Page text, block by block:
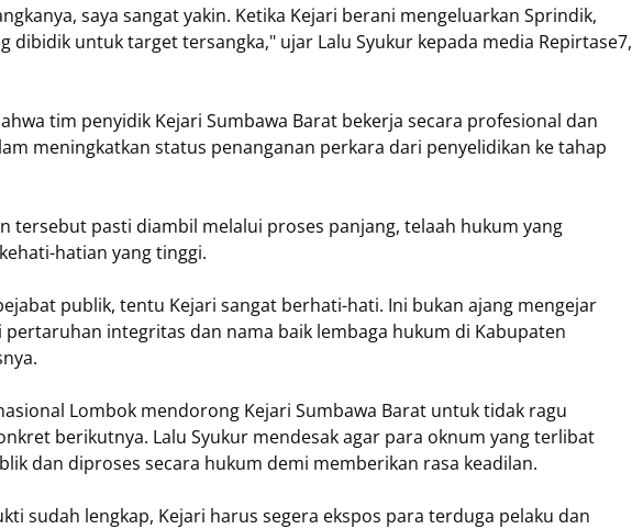
saya sangat yakin. Ketika Kejari berani mengeluarkan Sprindik,
dibidik untuk target tersangka," ujar Lalu Syukur kepada media Repirtase7,
tim penyidik Kejari Sumbawa Barat bekerja secara profesional dan
meningkatkan status penanganan perkara dari penyelidikan ke tahap
tersebut pasti diambil melalui proses panjang, telaah hukum yang
hatian yang tinggi.
publik, tentu Kejari sangat berhati-hati. Ini bukan ajang mengejar
integritas dan nama baik lembaga hukum di Kabupaten
Lombok mendorong Kejari Sumbawa Barat untuk tidak ragu
berikutnya. Lalu Syukur mendesak agar para oknum yang terlibat
dan diproses secara hukum demi memberikan rasa keadilan.
sudah lengkap, Kejari harus segera ekspos para terduga pelaku dan